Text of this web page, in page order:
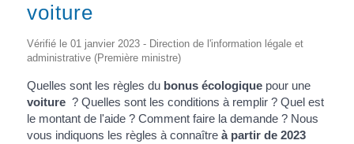
voiture
Vérifié le 01 janvier 2023 - Direction de l'information légale et
administrative (Première ministre)
Quelles sont les règles du bonus écologiquepour une
voiture? Quelles sont les conditions à remplir ? Quel est
le montant de l'aide ? Comment faire la demande ? Nous
vous indiquons les règles à connaître à partir de 2023